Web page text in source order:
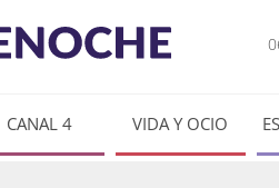
CANAL 4 VIDA Y OCIO